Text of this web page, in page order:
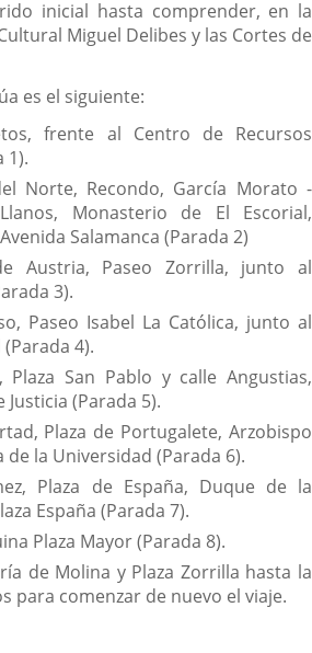
inicial hasta comprender, en la
Miguel Delibes y las Cortes de
es el siguiente:
frente al Centro de Recursos
1).
Norte, Recondo, García Morato -
Monasterio de El Escorial,
Salamanca (Parada 2)
Austria, Paseo Zorrilla, junto al
3).
Paseo Isabel La Católica, junto al
4).
Plaza San Pablo y calle Angustias,
(Parada 5).
Plaza de Portugalete, Arzobispo
de la Universidad (Parada 6).
Plaza de España, Duque de la
España (Parada 7).
Plaza Mayor (Parada 8).
de Molina y Plaza Zorrilla hasta la
para comenzar de nuevo el viaje.